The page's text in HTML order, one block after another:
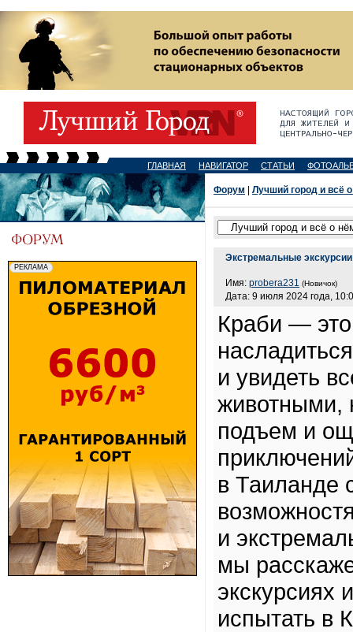
ГЛАВНАЯ НАВИГАТОР СТАТЬИ
Форум Лучший город и всё
Экстремальные
Имя: probera231 (Новичок)
Дата: 9 июля 2024 года,
Краби —
и увидеть
животными,
подъем и
в Таиланде
и
мы
экскурсиях
испытать в